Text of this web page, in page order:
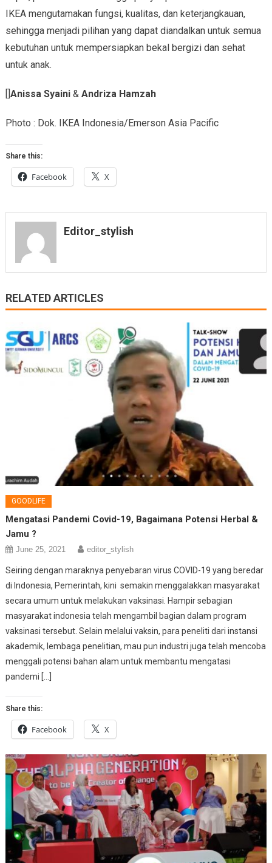
IKEA mengutamakan fungsi, kualitas, dan keterjangkauan,
sehingga menjadi pilihan yang dapat diandalkan untuk semua
kebutuhan untuk mempersiapkan bekal bergizi dan sehat
untuk anak.
Anissa Syaini& Andriza Hamzah
Photo : Dok. IKEA Indonesia/Emerson Asia Pacific
Share this:
Facebook X
Editor_stylish
RELATED ARTICLES
GOODLIFE
Mengatasi Pandemi Covid-19, Bagaimana Potensi Herbal &
Jamu ?
June 25, 2021 editor_stylish
Seiring dengan maraknya penyebaran virus COVID-19 yang beredar
di Indonesia, Pemerintah, kini semakin menggalakkan masyarakat
secara umum untuk melakukan vaksinasi. Hampir sebagian
masyarakat indonesia telah mengambil bagian dalam program
vaksinasi tersebut. Selain melalui vaksin, para peneliti dari instansi
akademik, lembaga penelitian, mau pun industri juga telah mencoba
menggali potensi bahan alam untuk membantu mengatasi
pandemi […]
Share this:
Facebook X